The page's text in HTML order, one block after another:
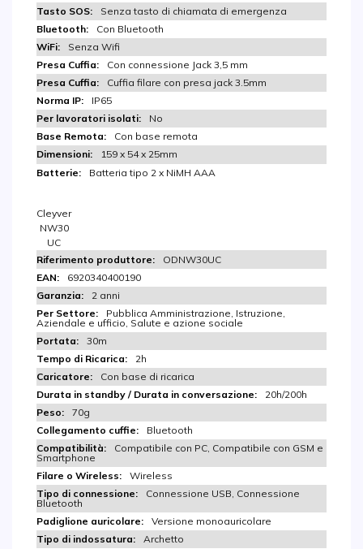
Senza tasto di chiamata di emergenza
Con Bluetooth
Senza Wifi
Con connessione Jack 3,5 mm
Cuffia filare con presa jack 3.5mm
IP65
No
Con base remota
159 x 54 x 25mm
Batteria tipo 2 x NiMH AAA
Cleyver
NW30
UC
ODNW30UC
6920340400190
2 anni
Pubblica Amministrazione, Istruzione,
Aziendale e ufficio, Salute e azione sociale
30m
2h
Con base di ricarica
20h/200h
70g
Bluetooth
Compatibile con PC, Compatibile con GSM e
Smartphone
Wireless
Connessione USB, Connessione
Bluetooth
Versione monoauricolare
Archetto